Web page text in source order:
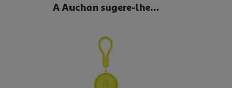
A Auchan sugere-lhe...